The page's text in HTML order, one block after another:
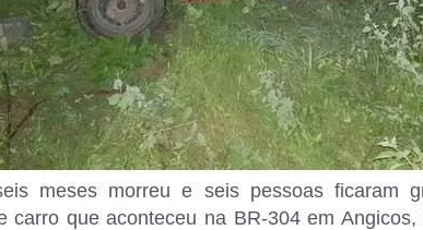
meses morreu e seis pessoas ficaram
carro que aconteceu na BR-304 em